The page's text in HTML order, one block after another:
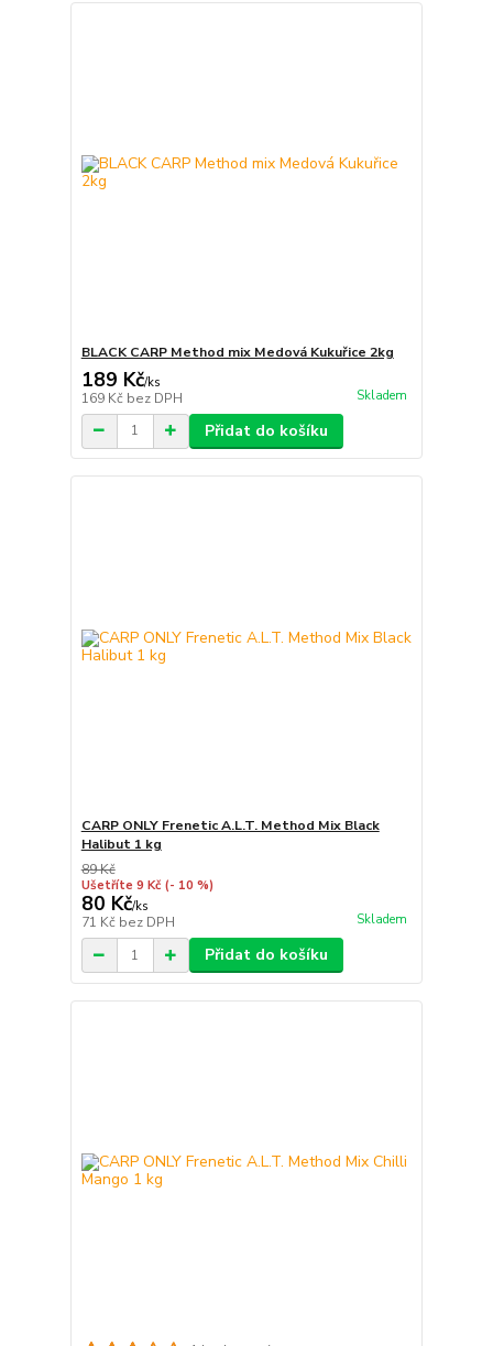
BLACK CARP Method mix Medová Kukuřice 2kg
189 Kč/ks
169 Kč bez DPH Skladem
Přidat do košíku
CARP ONLY Frenetic A.L.T. Method Mix Black
Halibut 1 kg
89 Kč
Ušetříte 9 Kč (- 10 %)
80 Kč/ks
71 Kč bez DPH Skladem
Přidat do košíku